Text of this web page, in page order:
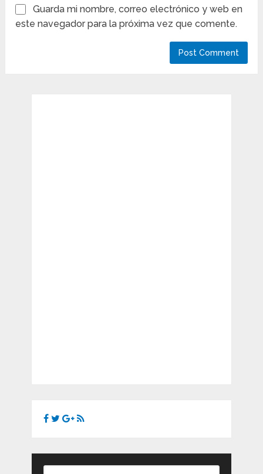
Guarda mi nombre, correo electrónico y web en
este navegador para la próxima vez que comente.